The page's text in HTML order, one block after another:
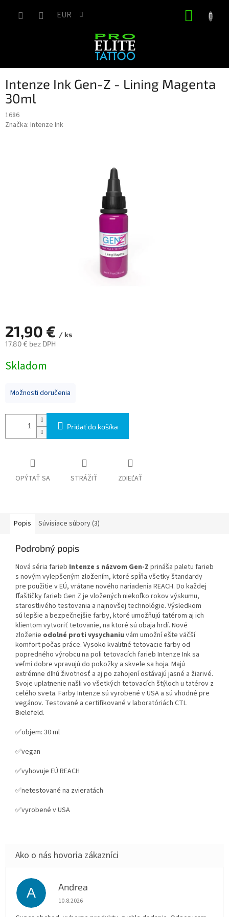
EUR
Intenze Ink Gen-Z - Lining Magenta
30ml
1686
Značka: Intenze Ink
21,90 € / ks
17,80 € bez DPH
cena:
Skladom
Možnosti doručenia
Pridať do košíka
OPÝTAŤ SA STRÁŽIŤ ZDIEĽAŤ
Popis Súvisiace súbory (3)
Podrobný popis
Nová séria farieb Intenze s názvom Gen-Z prináša paletu farieb
s novým vylepšeným zložením, ktoré spĺňa všetky štandardy
pre použitie v EÚ, vrátane nového nariadenia REACH. Do každej
fľaštičky farieb Gen Z je vložených niekoľko rokov výskumu,
starostlivého testovania a najnovšej technológie. Výsledkom
sú lepšie a bezpečnejšie farby, ktoré umožňujú tatérom aj ich
klientom vytvoriť tetovanie, na ktoré sú obaja hrdí. Nové
zloženie odolné proti vysychaniu vám umožní ešte väčší
komfort počas práce. Vysoko kvalitné tetovacie farby od
popredného výrobcu na poli tetovacích farieb Intenze Ink sa
veľmi dobre vpravujú do pokožky a skvele sa hoja. Majú
extrémne dlhú životnosť a aj po zahojení ostávajú jasné a žiarivé.
Svoje uplatnenie našli vo všetkých tetovacích štýloch u tatérov z
celého sveta. Farby Intenze sú vyrobené v USA a sú vhodné pre
vegánov. Testované a certifikované v laboratóriách CTL
Bielefeld.
✅objem: 30 ml
✅vegan
✅vyhovuje EÚ REACH
✅netestované na zvieratách
✅vyrobené v USA
A Andrea
Hodnotenie obchodu je 5 z 5 hviezdičiek.
10.8.2026